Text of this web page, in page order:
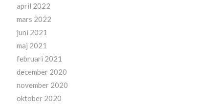
april 2022
mars 2022
juni 2021
maj 2021
februari 2021
december 2020
november 2020
oktober 2020